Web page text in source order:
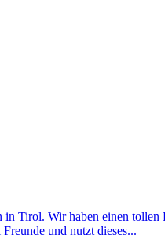
Tirol. Wir haben einen
und nutzt dieses...